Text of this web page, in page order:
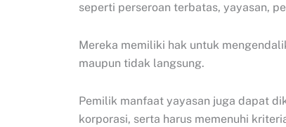
seperti perseroan terbatas, yayasan,
Mereka memiliki hak untuk
maupun tidak langsung.
Pemilik manfaat yayasan juga dapat
korporasi, serta harus memenuhi